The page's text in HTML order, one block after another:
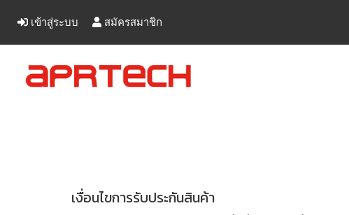
เข้าสู่ระบบ สมัครสมาชิก
เงื่อนไขการรับประกันสินค้า